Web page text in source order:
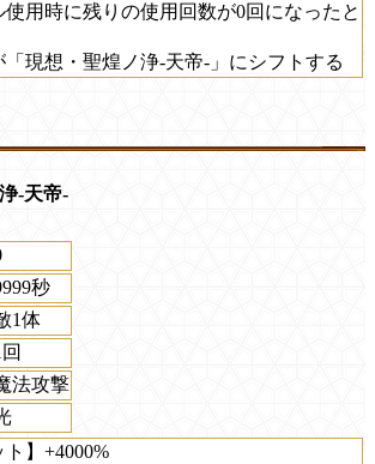
使用時に残りの使用回数が0回になったと
現想・聖煌ノ浄-天帝-」にシフトする
-天帝-
秒
1体
法攻撃
ト】+4000%